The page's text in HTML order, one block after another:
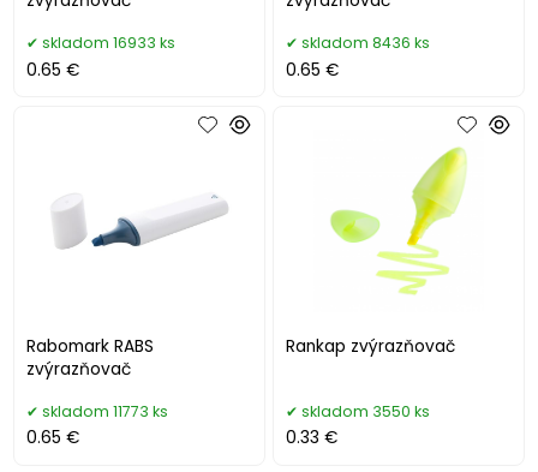
skladom 16933 ks
0.65 €
skladom 8436 ks
0.65 €
Rabomark RABS
zvýrazňovač
skladom 11773 ks
0.65 €
Rankap zvýrazňovač
skladom 3550 ks
0.33 €